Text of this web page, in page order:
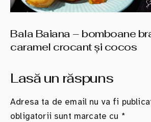
Bala Baiana – bomboane
caramel crocant şi cocos
Lasă un răspuns
Adresa ta de email nu va fi
obligatorii sunt marcate cu *